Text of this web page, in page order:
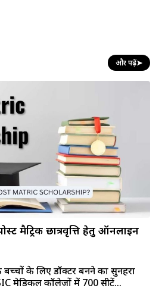
और पढ़ें➤
मैट्रिक छात्रवृत्ति हेतु ऑनलाइन
बच्चों के लिए डॉक्टर बनने का सुनहरा
मेडिकल कॉलेजों में 700 सीटें...